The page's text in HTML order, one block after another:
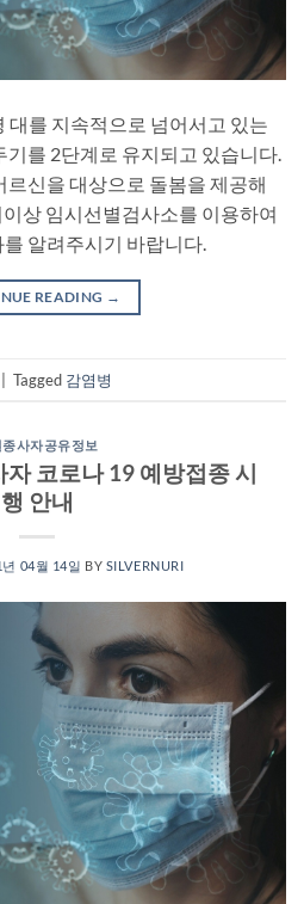
대를 지속적으로 넘어서고 있는
기를 2단계로 유지되고 있습니다.
신을 대상으로 돌봄을 제공해
상 임시선별검사소를 이용하여
알려주시기 바랍니다.
READING →
Tagged 감염병
사자공유정보
코로나 19 예방접종 시
행 안내
04월 14일 BY SILVERNURI